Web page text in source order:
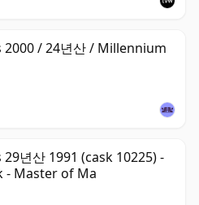
2000 / 24년산 / Millennium
년산 1991 (cask 10225) -
- Master of Ma